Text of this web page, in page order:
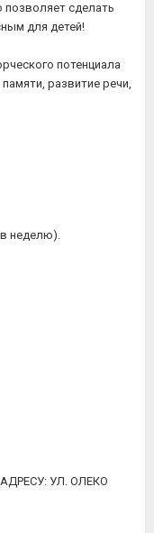
позволяет сделать
для детей!
потенциала
развитие речи,
в неделю).
УЛ. ОЛЕКО